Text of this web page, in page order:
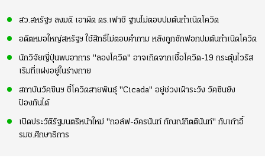
สว.สหรัฐฯ ลงมติ เอาผิด ดร.เฟาชี ฐานไม่ตอบปมต้นกำเนิดโควิด
อดีตหมอใหญ่สหรัฐฯ ใช้สิทธิ์ไม่ตอบคำถาม หลังถูกซักฟอกปมต้นกำเนิดโควิด
นักวิจัยญี่ปุ่นพบอาการ "ลองโควิด" อาจเกิดจากเชื้อโควิด-19 กระตุ้นไวรัส
เริมที่แฝงอยู่ในร่างกาย
สถาบันวัคซีนฯ ชี้โควิดสายพันธุ์ "Cicada" อยู่ช่วงเฝ้าระวัง วัคซีนยัง
ป้องกันได้
เปิดประวัติรัฐมนตรีหน้าใหม่ "กอล์ฟ-อัครนันท์ กัณณ์กิตตินันท์" กับเก้าอี้
รมช.ศึกษาธิการ